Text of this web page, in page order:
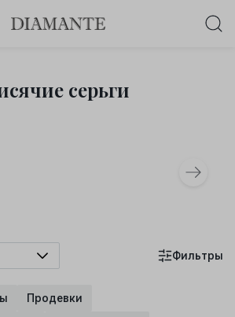
: 0 : 0 :
серьги
Продевки
Фильтры